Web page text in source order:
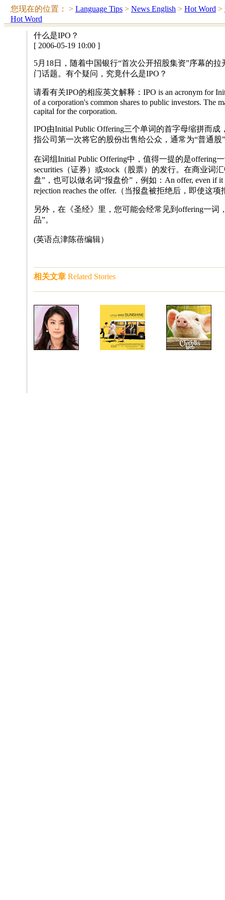
您现在的位置： > Language Tips > News English > Hot Word >
Hot Word
什么是IPO？
[ 2006-05-19 10:00 ]
5月18日，随着中国银行“首次公开招股集资”序幕的
门话题。有个疑问，究竟什么是IPO？
请看有关IPO的相应英文解释：IPO is an acronym for
of a corporation's common shares to public investors. The
capital for the corporation.
IPO由Initial Public Offering三个单词的首字母缩拼而
指公司第一次将它的股份出售给公众，通常为“普通股
在词组Initial Public Offering中，值得一提的是offering
securities（证券）或stock（股票）的发行。在商业词
盘”，也可以做名词“报盘价”，例如：An offer, even if it
rejection reaches the offer.（当报盘被拒绝后，即使这
另外，在《圣经》里，您可能会经常见到offering一词
品”。
(英语点津陈蓓编辑）
相关文章 Related Stories